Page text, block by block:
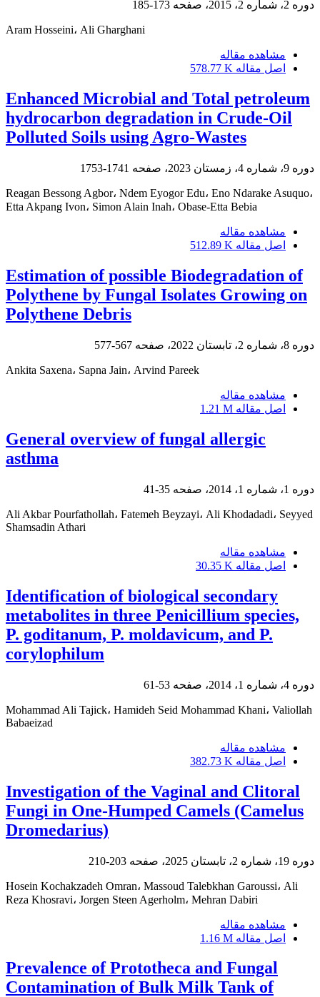
دوره 2، شماره 2، 2015، صفحه 173-185
Aram Hosseini، Ali Gharghani
مشاهده مقاله
اصل مقاله 578.77 K
Enhanced Microbial and Total petroleum
hydrocarbon degradation in Crude-Oil
Polluted Soils using Agro-Wastes
دوره 9، شماره 4، زمستان 2023، صفحه 1741-1753
Reagan Bessong Agbor، Ndem Eyogor Edu، Eno Ndarake Asuquo،
Etta Akpang Ivon، Simon Alain Inah، Obase-Etta Bebia
مشاهده مقاله
اصل مقاله 512.89 K
Estimation of possible Biodegradation of
Polythene by Fungal Isolates Growing on
Polythene Debris
دوره 8، شماره 2، تابستان 2022، صفحه 567-577
Ankita Saxena، Sapna Jain، Arvind Pareek
مشاهده مقاله
اصل مقاله 1.21 M
General overview of fungal allergic
asthma
دوره 1، شماره 1، 2014، صفحه 35-41
Ali Akbar Pourfathollah، Fatemeh Beyzayi، Ali Khodadadi، Seyyed
Shamsadin Athari
مشاهده مقاله
اصل مقاله 30.35 K
Identification of biological secondary
metabolites in three Penicillium species,
P. goditanum, P. moldavicum, and P.
corylophilum
دوره 4، شماره 1، 2014، صفحه 53-61
Mohammad Ali Tajick، Hamideh Seid Mohammad Khani، Valiollah
Babaeizad
مشاهده مقاله
اصل مقاله 382.73 K
Investigation of the Vaginal and Clitoral
Fungi in One-Humped Camels (Camelus
Dromedarius)
دوره 19، شماره 2، تابستان 2025، صفحه 203-210
Hosein Kochakzadeh Omran، Massoud Talebkhan Garoussi، Ali
Reza Khosravi، Jorgen Steen Agerholm، Mehran Dabiri
مشاهده مقاله
اصل مقاله 1.16 M
Prevalence of Prototheca and Fungal
Contamination of Bulk Milk Tank of